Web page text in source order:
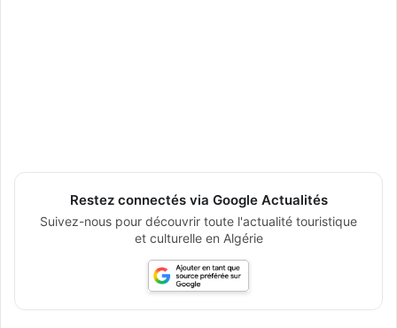
Restez connectés via Google Actualités
Suivez-nous pour découvrir toute l'actualité touristique
et culturelle en Algérie